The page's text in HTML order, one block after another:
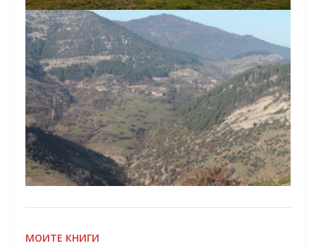
МОИТЕ КНИГИ